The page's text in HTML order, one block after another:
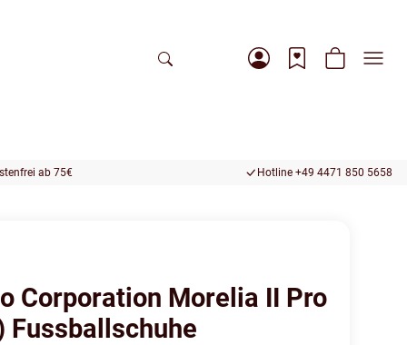
ab 75€ Hotline +49 4471 850 5658
Corporation Morelia II Pro
Fussballschuhe